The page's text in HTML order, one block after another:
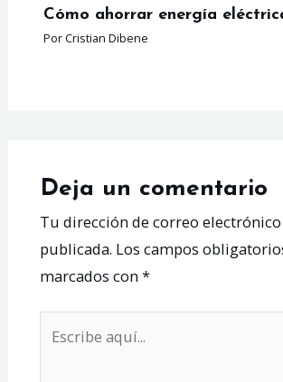
Cómo ahorrar energía
PorCristian Dibene
Deja un comentario
Tu dirección de correo
publicada. Los campos
marcados con *